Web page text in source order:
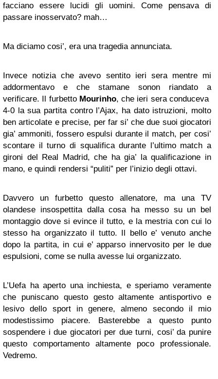
facciano essere lucidi gli uomini. Come pensava di
passare inosservato? mah…
Ma diciamo cosi’, era una tragedia annunciata.
Invece notizia che avevo sentito ieri sera mentre mi
addormentavo e che stamane sonon riandato a
verificare. Il furbetto Mourinho, che ieri sera conduceva
4-0 la sua partita contro l’Ajax, ha dato istruzioni, molto
ben articolate e precise, per far si’ che due suoi giocatori
gia’ ammoniti, fossero espulsi durante il match, per cosi’
scontare il turno di squalifica durante l’ultimo match a
gironi del Real Madrid, che ha gia’ la qualificazione in
mano, e quindi rendersi “puliti” per l’inizio degli ottavi.
Davvero un furbetto questo allenatore, ma una TV
olandese insospettita dalla cosa ha messo su un bel
montaggio dove si evince il tutto, e la mestria con cui lo
stesso ha organizzato il tutto. Il bello e’ venuto anche
dopo la partita, in cui e’ apparso innervosito per le due
espulsioni, come se nulla avesse lui organizzato.
L’Uefa ha aperto una inchiesta, e speriamo veramente
che puniscano questo gesto altamente antisportivo e
lesivo dello sport in genere, almeno secondo il mio
modestissimo piacere. Basterebbe a questo punto
sospendere i due giocatori per due turni, cosi’ da punire
questo comportamento altamente poco professionale.
Vedremo.